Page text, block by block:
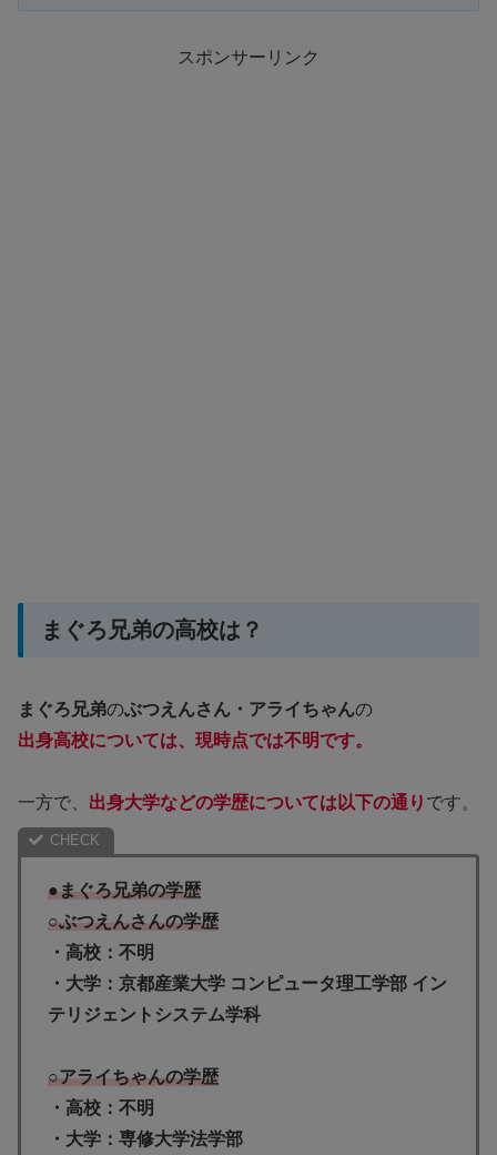
スポンサーリンク
まぐろ兄弟の高校は？
まぐろ兄弟のぶつえんさん・アライちゃんの
出身高校については、現時点では不明です。
一方で、 出身大学などの学歴については以下の通り です。
●まぐろ兄弟の学歴
○ぶつえんさんの学歴
・高校：不明
・大学：京都産業大学 コンピュータ理工学部 イン
テリジェントシステム学科
○アライちゃんの学歴
・高校：不明
・大学：専修大学法学部